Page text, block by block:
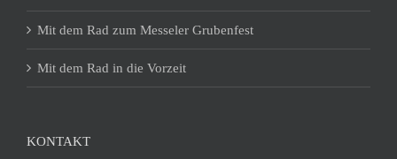
Mit dem Rad zum Messeler Grubenfest
Mit dem Rad in die Vorzeit
KONTAKT